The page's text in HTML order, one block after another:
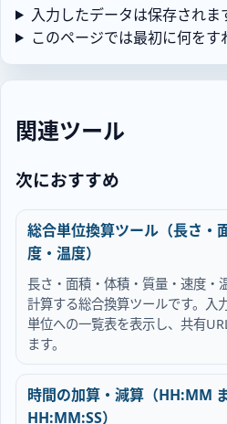
入力したデータは保存されま
このページでは最初に何をす
関連ツール
次におすすめ
総合単位換算ツール（長さ・
度・温度）
長さ・面積・体積・質量・速度・
計算する総合換算ツールです。入
単位への一覧表を表示し、共有
ます。
時間の加算・減算（HH:MM
HH:MM:SS）